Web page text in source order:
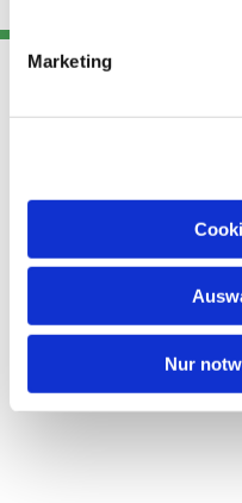
Marketing
Nur
Adresse
Kirchengemeinde Pfarrei
Hl. Theresa von Avila
Nordost
Leitender Pfarrer -
Pomplun
13086 Berlin